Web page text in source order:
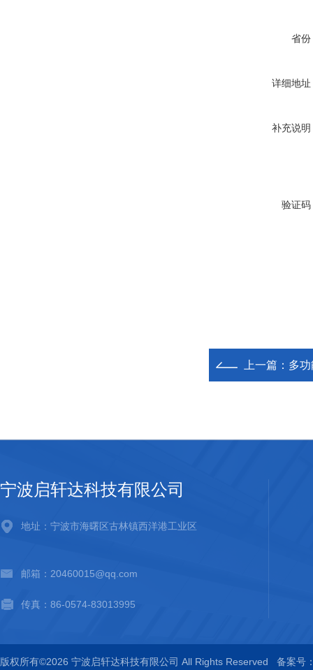
省份
详细地址
补充说明
验证码
上一篇： 多
宁波启轩达科技有限公司
地址：宁波市海曙区古林镇西洋港工业区
邮箱：20460015@qq.com
传真：86-0574-83013995
版权所有©2026 宁波启轩达科技有限公司 All Rights Reserved 备案号